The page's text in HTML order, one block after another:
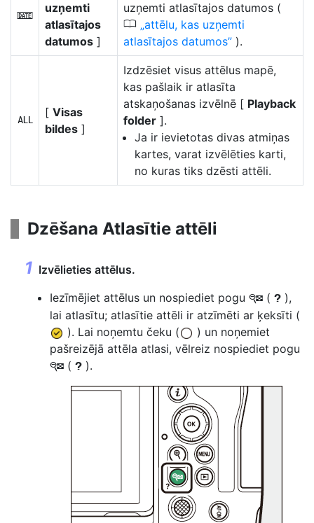
i
uzņemti
atlasītajos
datumos ]
uzņemti atlasītajos datumos (
0 attēlu, kas uzņemti
atlasītajos datumos ).
R
[ Visas
bildes ]
Izdzēsiet visus attēlus mapē,
kas pašlaik ir atlasīta
atskaņošanas izvēlnē [ Playback
folder ].
Ja ir ievietotas divas atmiņas
kartes, varat izvēlēties karti,
no kuras tiks dzēsti attēli.
Dzēšana Atlasītie attēli
Izvēlieties attēlus.
Iezīmējiet attēlus un nospiediet pogu W ( Q ),
lai atlasītu; atlasītie attēli ir atzīmēti ar ķeksīti (
). Lai noņemtu čeku (
) un noņemiet
pašreizējā attēla atlasi, vēlreiz nospiediet pogu
W ( Q ).